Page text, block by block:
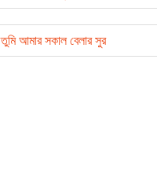
তুমি আমার সকাল বেলার সুর